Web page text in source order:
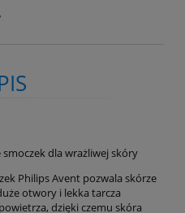
dla wrażliwej skóry
Philips Avent pozwala skórze
otwory i lekka tarcza
dzięki czemu skóra